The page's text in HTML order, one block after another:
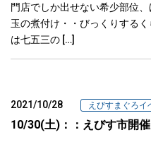
門店でしか出せない希少部位
玉の煮付け・・びっくりする
は七五三の […]
2021/10/28 えびすまぐろイ
10/30(土)：：えびす市開催